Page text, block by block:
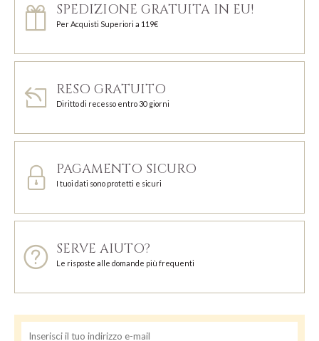
SPEDIZIONE GRATUITA IN EU!
Per Acquisti Superiori a 119€
RESO GRATUITO
Diritto di recesso entro 30 giorni
PAGAMENTO SICURO
I tuoi dati sono protetti e sicuri
SERVE AIUTO?
Le risposte alle domande più frequenti